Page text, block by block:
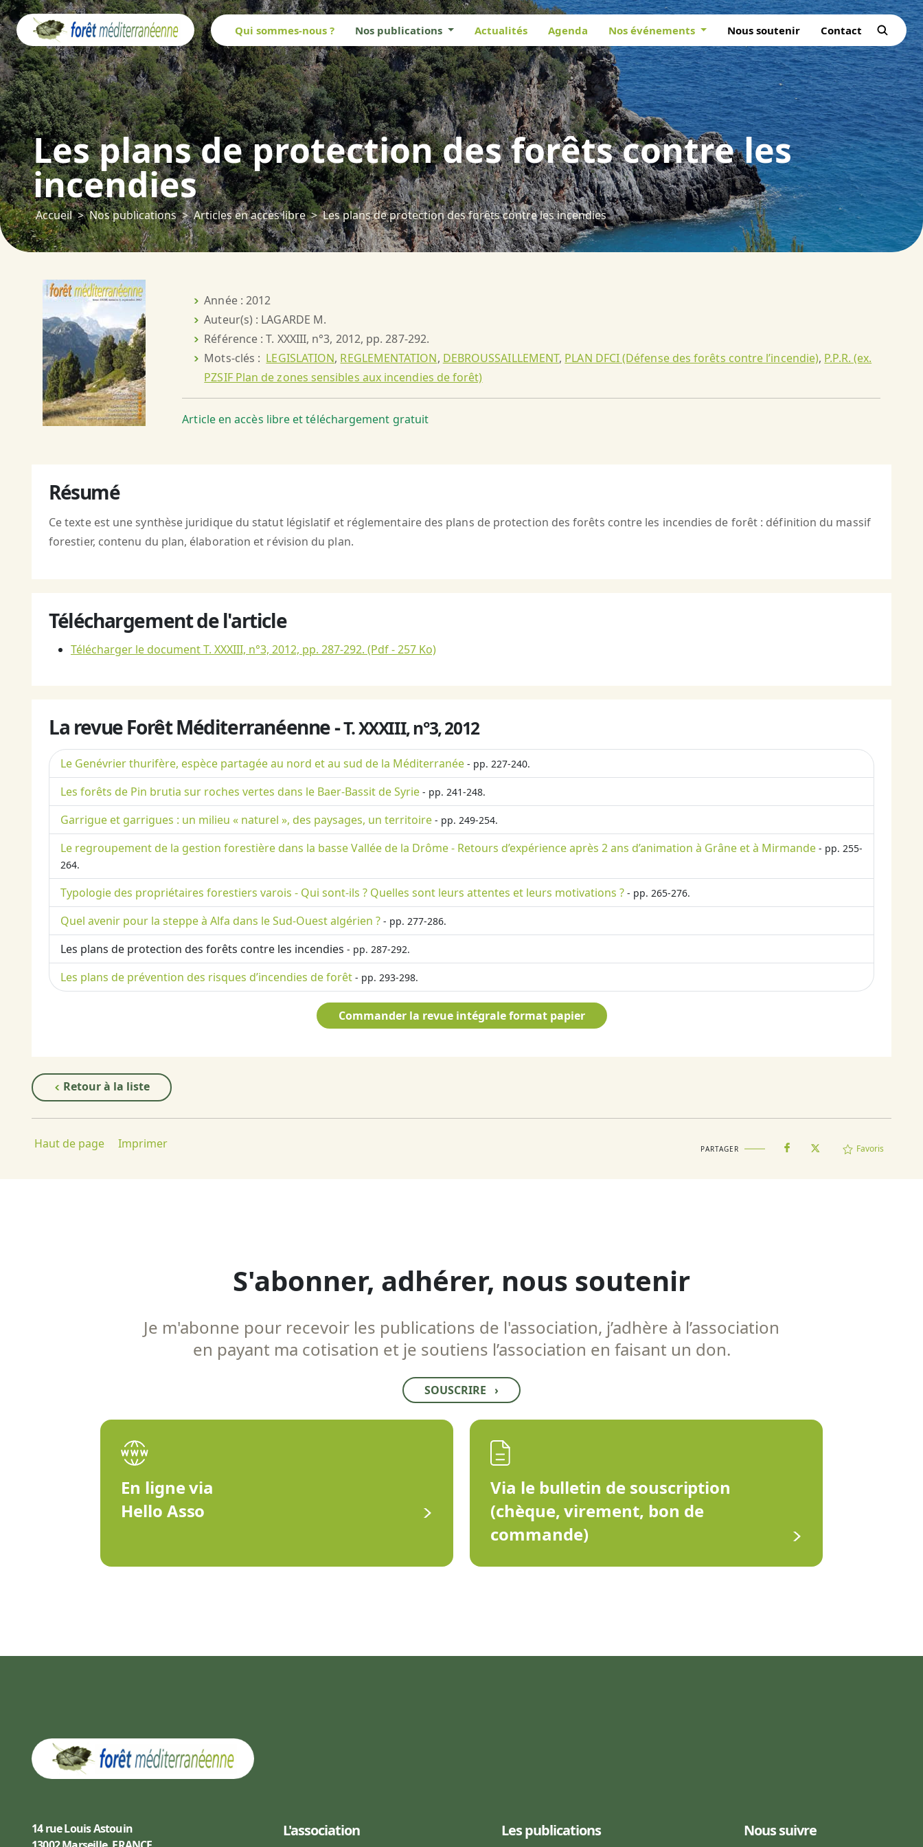
Qui sommes-nous ? Nos publications Actualités Agenda Nos événements Nous soutenir Contact
Les plans de protection des forêts contre les
incendies
Accueil Nos publications Articles en accès libre Les plans de protection des forêts contre les incendies
Année : 2012
Auteur(s) : LAGARDE M.
Référence : T. XXXIII, n°3, 2012, pp. 287-292.
Mots-clés : LEGISLATION, REGLEMENTATION, DEBROUSSAILLEMENT, PLAN DFCI (Défense des forêts contre l’incendie), P.P.R. (ex.
PZSIF Plan de zones sensibles aux incendies de forêt)
Article en accès libre et téléchargement gratuit
Résumé
Ce texte est une synthèse juridique du statut législatif et réglementaire des plans de protection des forêts contre les incendies de forêt : définition du massif
forestier, contenu du plan, élaboration et révision du plan.
Téléchargement de l'article
Télécharger le document T. XXXIII, n°3, 2012, pp. 287-292. (Pdf - 257 Ko)
La revue Forêt Méditerranéenne -T. XXXIII, n°3, 2012
Le Genévrier thurifère, espèce partagée au nord et au sud de la Méditerranée - pp. 227-240.
Les forêts de Pin brutia sur roches vertes dans le Baer-Bassit de Syrie - pp. 241-248.
Garrigue et garrigues : un milieu « naturel », des paysages, un territoire - pp. 249-254.
Le regroupement de la gestion forestière dans la basse Vallée de la Drôme - Retours d’expérience après 2 ans d’animation à Grâne et à Mirmande - pp. 255-
264.
Typologie des propriétaires forestiers varois - Qui sont-ils ? Quelles sont leurs attentes et leurs motivations ? - pp. 265-276.
Quel avenir pour la steppe à Alfa dans le Sud-Ouest algérien ? - pp. 277-286.
Les plans de protection des forêts contre les incendies - pp. 287-292.
Les plans de prévention des risques d’incendies de forêt - pp. 293-298.
Commander la revue intégrale format papier
Retour à la liste
Haut de page Imprimer PARTAGER Favoris
S'abonner, adhérer, nous soutenir
Je m'abonne pour recevoir les publications de l'association, j’adhère à l’association
en payant ma cotisation et je soutiens l’association en faisant un don.
SOUSCRIRE ›
En ligne via
Hello Asso
Via le bulletin de souscription
(chèque, virement, bon de
commande)
14 rue Louis Astouin
L'association Les publications Nous suivre
Panneau de gestion des cookies